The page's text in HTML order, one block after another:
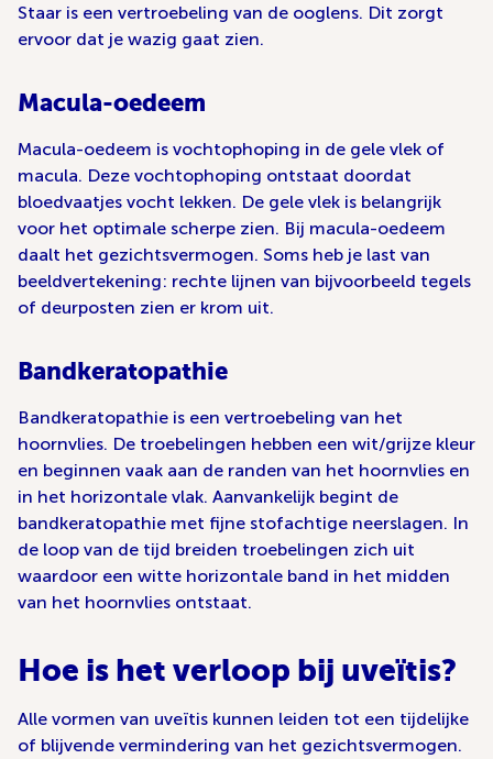
Staar is een vertroebeling van de ooglens. Dit zorgt
ervoor dat je wazig gaat zien.
Macula-oedeem
Macula-oedeem is vochtophoping in de gele vlek of
macula. Deze vochtophoping ontstaat doordat
bloedvaatjes vocht lekken. De gele vlek is belangrijk
voor het optimale scherpe zien. Bij macula-oedeem
daalt het gezichtsvermogen. Soms heb je last van
beeldvertekening: rechte lijnen van bijvoorbeeld tegels
of deurposten zien er krom uit.
Bandkeratopathie
Bandkeratopathie is een vertroebeling van het
hoornvlies. De troebelingen hebben een wit/grijze kleur
en beginnen vaak aan de randen van het hoornvlies en
in het horizontale vlak. Aanvankelijk begint de
bandkeratopathie met fijne stofachtige neerslagen. In
de loop van de tijd breiden troebelingen zich uit
waardoor een witte horizontale band in het midden
van het hoornvlies ontstaat.
Hoe is het verloop bij uveïtis?
Alle vormen van uveïtis kunnen leiden tot een tijdelijke
of blijvende vermindering van het gezichtsvermogen.